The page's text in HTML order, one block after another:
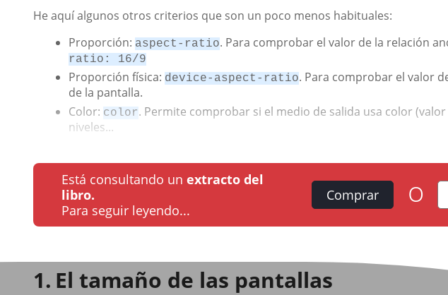
He aquí algunos otros criterios que son un poco menos habituales:
Proporción: aspect-ratio. Para comprobar el valor de la relación
ratio: 16/9
Proporción física: device-aspect-ratio. Para comprobar el valor
de la pantalla.
Color: color. Permite comprobar si el medio de salida usa color
niveles...
Está consultando un extracto del
libro.
Para seguir leyendo...
Comprar o
El tamaño de las pantallas